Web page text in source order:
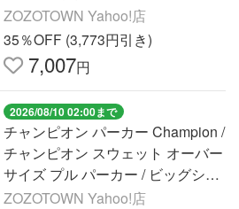
シャツ メンズ レディース
ZOZOTOWN Yahoo!店
35％OFF (3,773円引き)
7,007円
2026/08/10 02:00まで
チャンピオン パーカー Champion /
チャンピオン スウェット オーバー
サイズ プル パーカー / ビッグシル
エット / 裏起毛 メンズ レディース
ZOZOTOWN Yahoo!店